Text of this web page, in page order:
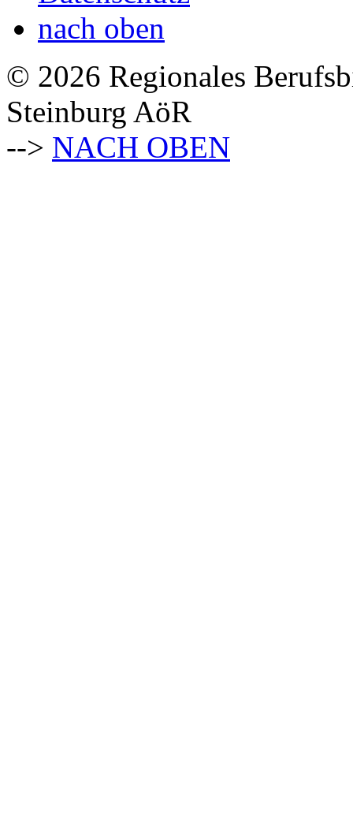
nach oben
© 2026 Regionales
Steinburg AöR
--> NACH OBEN